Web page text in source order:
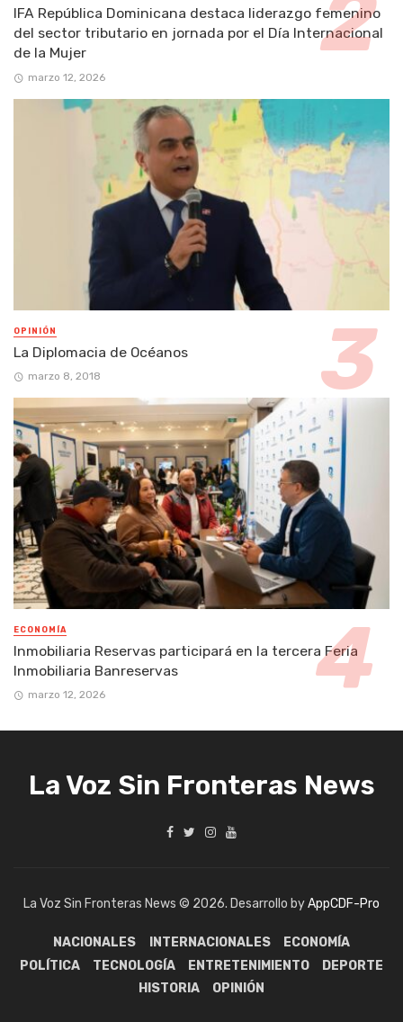
IFA República Dominicana destaca liderazgo femenino
del sector tributario en jornada por el Día Internacional
de la Mujer
marzo 12, 2026
OPINIÓN
La Diplomacia de Océanos
marzo 8, 2018
ECONOMÍA
Inmobiliaria Reservas participará en la tercera Feria
Inmobiliaria Banreservas
marzo 12, 2026
La Voz Sin Fronteras News
La Voz Sin Fronteras News © 2026. Desarrollo byAppCDF-Pro
NACIONALES INTERNACIONALES
ECONOMÍA
POLÍTICA
TECNOLOGÍA ENTRETENIMIENTO
DEPORTE
HISTORIA
OPINIÓN